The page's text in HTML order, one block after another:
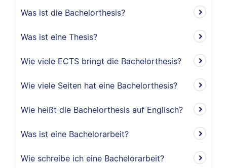
Was ist die Bachelorthesis?
Was ist eine Thesis?
Wie viele ECTS bringt die Bachelorthesis?
Wie viele Seiten hat eine Bachelorthesis?
Wie heißt die Bachelorthesis auf Englisch?
Was ist eine Bachelorarbeit?
Wie schreibe ich eine Bachelorarbeit?